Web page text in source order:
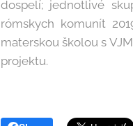
dospelí; jednotlivé
rómskych komunít
materskou školou s
projektu.